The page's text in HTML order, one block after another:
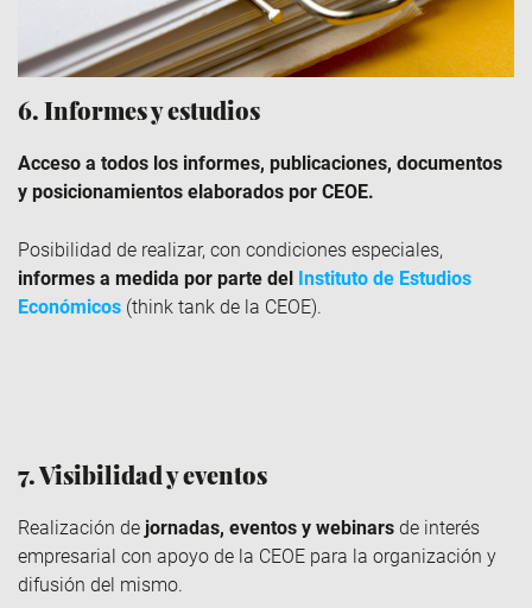
6. Informes y estudios
Acceso a todos los informes, publicaciones, documentos
y posicionamientos elaborados por CEOE.
Posibilidad de realizar, con condiciones especiales,
informes a medida por parte del Instituto de Estudios
Económicos (think tank de la CEOE).
7. Visibilidad y eventos
Realización de jornadas, eventos y webinars de interés
empresarial con apoyo de la CEOE para la organización y
difusión del mismo.